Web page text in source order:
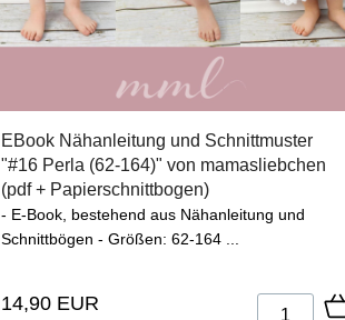
EBook Nähanleitung und Schnittmuster
"#16 Perla (62-164)" von mamasliebchen
(pdf + Papierschnittbogen)
- E-Book, bestehend aus Nähanleitung und
Schnittbögen - Größen: 62-164 ...
14,90 EUR